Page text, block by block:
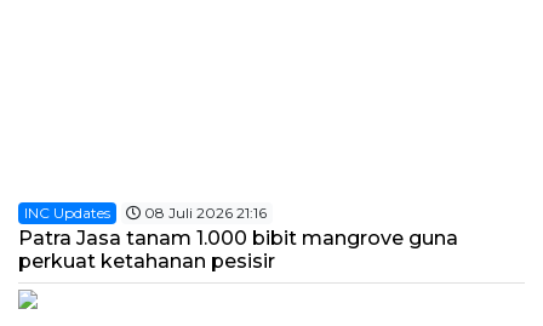
INC Updates 08 Juli 2026 21:16
Patra Jasa tanam 1.000 bibit mangrove guna
perkuat ketahanan pesisir